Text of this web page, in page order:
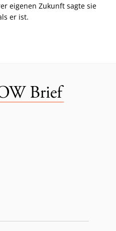
eigenen Zukunft sagte sie
er ist.